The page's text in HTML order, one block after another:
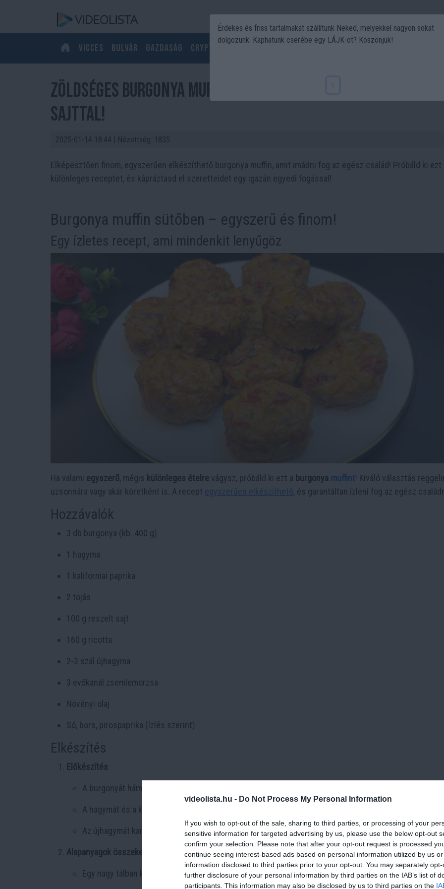
videolista.hu - Do Not Process My Personal Information
If you wish to opt-out of the sale, sharing to third parties, or processing of your
sensitive information for targeted advertising by us, please use the below opt-out
confirm your selection. Please note that after your opt-out request is processed
continue seeing interest-based ads based on personal information utilized by us
information disclosed to third parties prior to your opt-out. You may separately
further disclosure of your personal information by third parties on the IAB’s list of
participants. This information may also be disclosed by us to third parties on the
Vicces Bulvár Gazdaság Crypto Politika DIY Utazás
Zöldséges burgonya muffin 7 lépésben. Krumpli lepény
sajttal!
2025-01-14 18:44 | Nézettség: 1835
Elképesztően finom, egyszerűen elkészíthető burgonya muffin, amit imádni fog az egész család! Próbáld ki ezt
különleges receptet, és kápráztasd el szeretteidet egy igazán egyedi fogással!
Burgonya muffin sütőben – egyszerű és finom!
Egy ízletes recept, ami mindenkit lenyűgöz
Ha valami egyszerű, mégis különleges ételre vágysz, próbáld ki ezt a burgonya muffint! Kiváló választás
uzsonnára vagy akár köretként is. A recept egyszerűen elkészíthető, és garantáltan ízleni fog az egész
Hozzávalók
3 db burgonya (kb. 400 g)
1 hagyma
1 kaliforniai paprika
2 tojás
100 g reszelt sajt
160 g ricotta
2-3 szál újhagyma
3 evőkanál zsemlemorzsa
Növényi olaj
Só, bors, pirospaprika (ízlés szerint)
Elkészítés
Előkészítés
A burgonyát hámozd meg, mosd meg, majd reszeld le nagy lyukú reszelőn.
A hagymát és a kaliforniai paprikát apróra vágd.
Az újhagymát karikázd fel.
Alapanyagok összekeverése
Egy nagy tálban keverd össze a reszelt burgonyát, a hagymát, a paprikát és az újhagymát.
Érdekes és friss tartalmakat szállítunk Neked, melyekkel nagyon sokat
dolgozunk. Kaphatunk cserébe egy LÁJK-ot? Köszönjük!